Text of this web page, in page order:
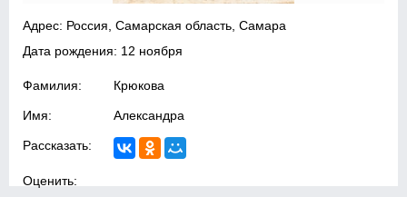
Адрес: Россия, Самарская область, Самара
Дата рождения: 12 ноября
Фамилия: Крюкова
Имя: Александра
Рассказать:
Оценить: